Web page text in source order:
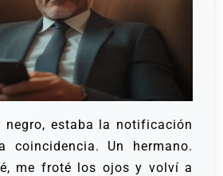
negro, estaba la notificación
coincidencia. Un hermano.
me froté los ojos y volví a